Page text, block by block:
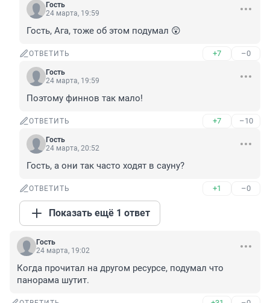
Гость
24 марта, 19:59
Гость, Ага, тоже об этом подумал 😲
ОТВЕТИТЬ +7 –0
Гость
24 марта, 19:59
Поэтому финнов так мало!
ОТВЕТИТЬ +7 –10
Гость
24 марта, 20:52
Гость, а они так часто ходят в сауну?
ОТВЕТИТЬ +1 –0
Показать ещё 1 ответ
Гость
24 марта, 19:02
Когда прочитал на другом ресурсе, подумал что
панорама шутит.